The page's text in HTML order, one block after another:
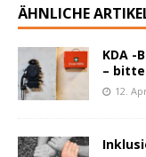
ÄHNLICHE
KDA
–
12.